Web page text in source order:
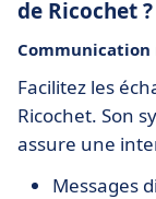
de Ricochet ?
Facilitez les
Ricochet. Son
assure une
Messages